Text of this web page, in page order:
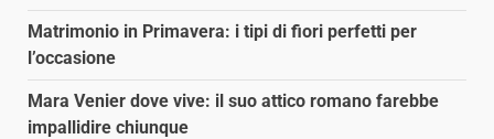
Matrimonio in Primavera: i tipi di fiori perfetti per
l’occasione
Mara Venier dove vive: il suo attico romano farebbe
impallidire chiunque